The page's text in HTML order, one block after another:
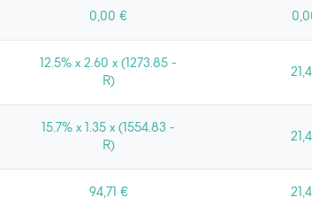
0,00 €
12.5% x 2.60 x (1273.85 -
R)
15.7% x 1.35 x (1554.83 -
R)
94,71 €